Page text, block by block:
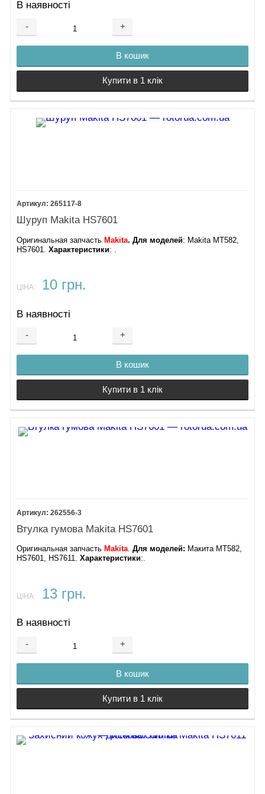
В наявності
- +
В кошик
Купити в 1 клік
265117-8
Шуруп Makita HS7601
Оригинальная запчасть Makita. Для моделей: Makita MT582,
HS7601​​​.Характеристики: .​
ЦІНА: 10 грн.
В наявності
- +
В кошик
Купити в 1 клік
262556-3
Втулка гумова Makita HS7601
Оригинальная запчасть Makita. Для моделей: Макита MT582,
HS7601​, HS7611.Характеристики:.
ЦІНА: 13 грн.
В наявності
- +
В кошик
Купити в 1 клік